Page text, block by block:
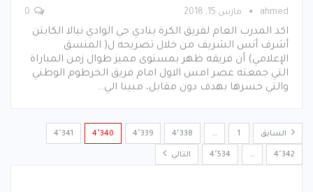
ahmed مارس 15, 2018
اكد المدرب العام لفريق الكرة بنادي حي الوادي نيالا الكابتن
أشرف أنس الشريف من خلال تصريحه ل( المنسق
الإعلامي) أن فريقه ظهر بمستوى مميز طوال زمن المباراة
التي جمعته عصر امس الاول امام فريق الخرطوم الوطني
والتي خسرها بهدف دون مقابل، مبينا الي…
السابق 1
… 4٬338 4٬339 4٬340 4٬341
4٬342 … 4٬534 التالي